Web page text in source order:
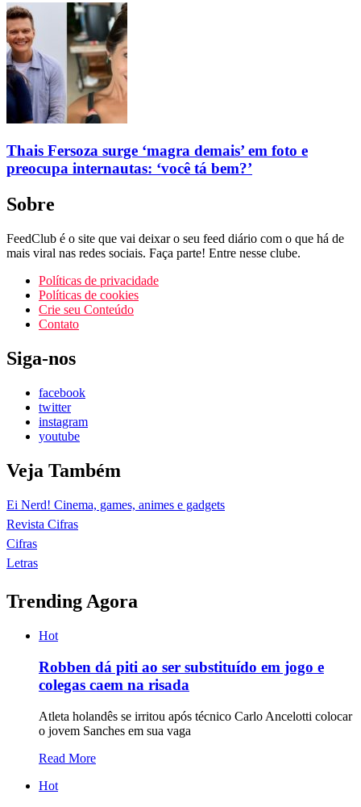
Thais Fersoza surge ‘magra demais’ em foto e
preocupa internautas: ‘você tá bem?’
Sobre
FeedClub é o site que vai deixar o seu feed diário com o que há de
mais viral nas redes sociais. Faça parte! Entre nesse clube.
Políticas de privacidade
Políticas de cookies
Crie seu Conteúdo
Contato
Siga-nos
facebook
twitter
instagram
youtube
Veja Também
Ei Nerd! Cinema, games, animes e gadgets
Revista Cifras
Cifras
Letras
Trending Agora
Hot
Robben dá piti ao ser substituído em jogo e
colegas caem na risada
Atleta holandês se irritou após técnico Carlo Ancelotti colocar
o jovem Sanches em sua vaga
Read More
Hot